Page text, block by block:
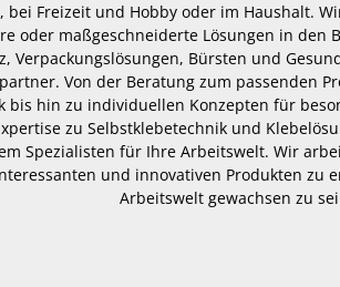
bei Freizeit und Hobby oder im Haushalt.
oder maßgeschneiderte Lösungen in den
Verpackungslösungen, Bürsten und
Von der Beratung zum passenden
bis hin zu individuellen Konzepten für
zu Selbstklebetechnik und
Spezialisten für Ihre Arbeitswelt. Wir
und innovativen Produkten zu
Arbeitswelt gewachsen zu